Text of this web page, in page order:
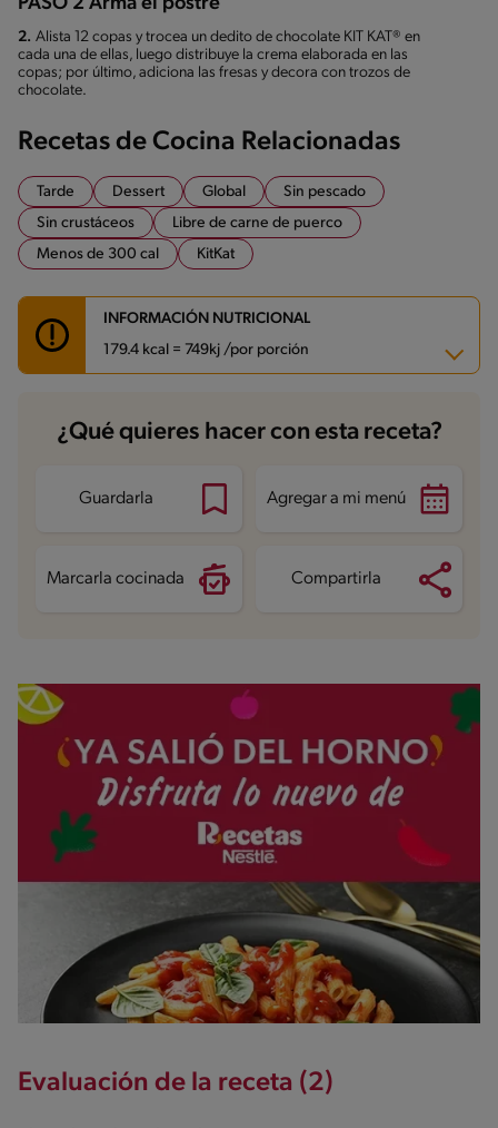
2. Alista 12 copas y trocea un dedito de chocolate KIT KAT® en
cada una de ellas, luego distribuye la crema elaborada en las
copas; por último, adiciona las fresas y decora con trozos de
chocolate.
Recetas de Cocina Relacionadas
Tarde Dessert Global
Sin pescado
Sin crustáceos
Libre de carne de puerco
Menos de 300 cal
KitKat
INFORMACIÓN NUTRICIONAL
179.4 kcal = 749kj /por porción
Carbohidratos 18.9 g
Energía 179.4 kcal
Proteína
Grasas saturadas 5.7 g
¿Qué quieres hacer con esta receta?
Guardarla Agregar a mi menú
Marcarla cocinada Compartirla
Evaluación de la receta (2)